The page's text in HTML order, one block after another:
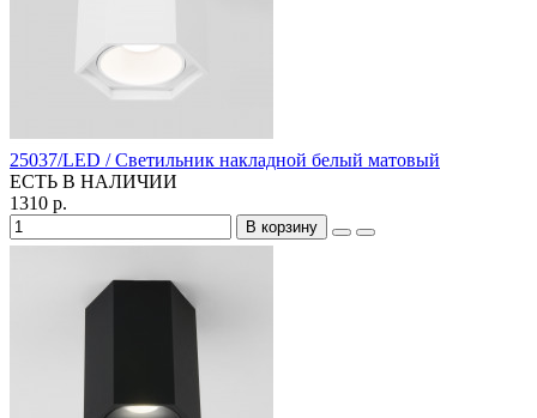
25037/LED / Светильник накладной белый матовый
ЕСТЬ В НАЛИЧИИ
1310 р.
В корзину